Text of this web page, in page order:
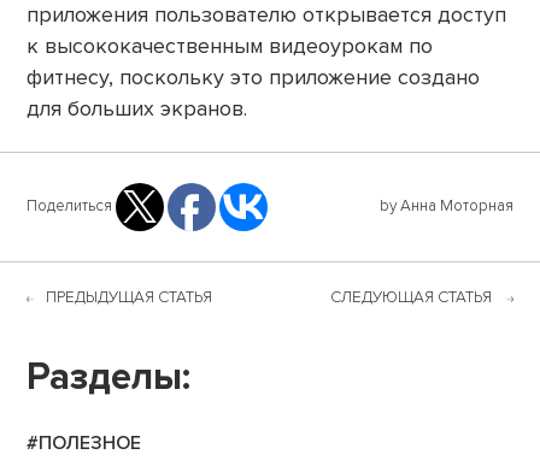
приложения пользователю открывается доступ
к высококачественным видеоурокам по
фитнесу, поскольку это приложение создано
для больших экранов.
Поделиться by Анна Моторная
ПРЕДЫДУЩАЯ СТАТЬЯ СЛЕДУЮЩАЯ СТАТЬЯ
Разделы:
#ПОЛЕЗНОЕ